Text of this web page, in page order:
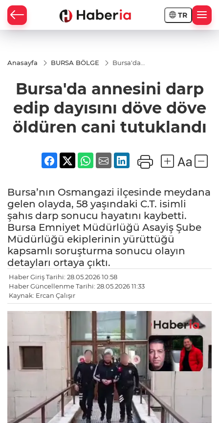
TR
Anasayfa BURSA BÖLGE
Bursa'da
dayısını
döve döve
öldüren
cani
Bursa'da annesini darp
edip dayısını döve döve
öldüren cani tutuklandı
Bursa’nın Osmangazi ilçesinde meydana
gelen olayda, 58 yaşındaki C.T. isimli
şahıs darp sonucu hayatını kaybetti.
Bursa Emniyet Müdürlüğü Asayiş Şube
Müdürlüğü ekiplerinin yürüttüğü
kapsamlı soruşturma sonucu olayın
detayları ortaya çıktı.
Haber Giriş Tarihi: 28.05.2026 10:58
Haber Güncellenme Tarihi: 28.05.2026 11:33
Kaynak: Ercan Çalışır